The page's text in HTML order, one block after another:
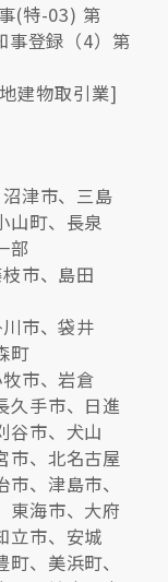
(特-03) 第
登録（4）第
建物取引業]
津市、三島
山町、長泉
部
市、島田
市、袋井
町
市、岩倉
久手市、日進
谷市、犬山
市、北名古屋
、津島市、
東海市、大府
立市、安城
、美浜町、